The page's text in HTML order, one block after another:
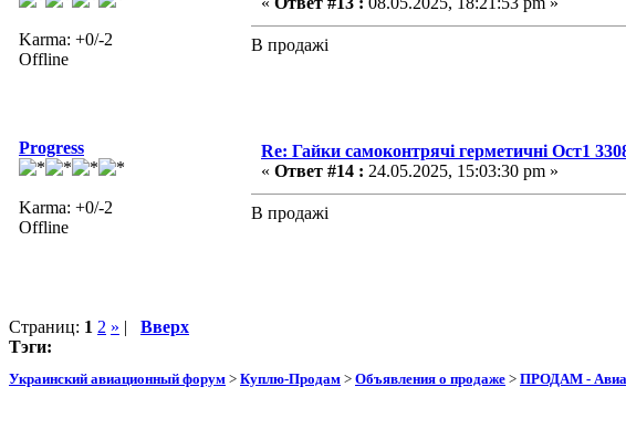
Karma: +0/-2
Offline
В продажі
Progress
Karma: +0/-2
Offline
Re: Гайки самоконтрячі герметичні Ост1
« Ответ #14 : 24.05.2025, 15:03:30 pm »
В продажі
Страниц: 1 2 » | Вверх
Тэги:
Украинский авиационный форум > Куплю-Продам > Объявления о продаже > ПРОДАМ -